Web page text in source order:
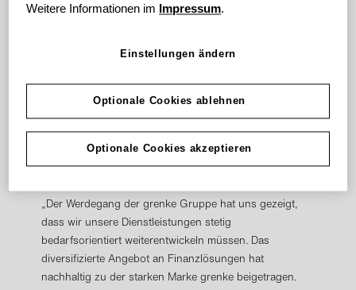
deren Beziehungen zu ihren Tochtergesellschaften,
Aktionären und Kunden haben.
Die Änderung der Firma in „grenke AG“ wird als
Beschlussvorschlag des Vorstandes in die
Tagesordnung der ordentlichen Hauptversammlung am
03. Mai 2016 aufgenommen.
„Der Werdegang der grenke Gruppe hat uns gezeigt,
dass wir unsere Dienstleistungen stetig
bedarfsorientiert weiterentwickeln müssen. Das
diversifizierte Angebot an Finanzlösungen hat
nachhaltig zu der starken Marke grenke beigetragen.
Weitere Informationen im
Impressum.
Einstellungen ändern
Optionale Cookies ablehnen
Optionale Cookies akzeptieren